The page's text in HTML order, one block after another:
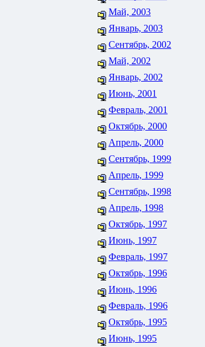
Май, 2003
Январь, 2003
Сентябрь, 2002
Май, 2002
Январь, 2002
Июнь, 2001
Февраль, 2001
Октябрь, 2000
Апрель, 2000
Сентябрь, 1999
Апрель, 1999
Сентябрь, 1998
Апрель, 1998
Октябрь, 1997
Июнь, 1997
Февраль, 1997
Октябрь, 1996
Июнь, 1996
Февраль, 1996
Октябрь, 1995
Июнь, 1995